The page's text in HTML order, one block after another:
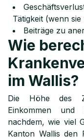
Tätigkeit (wenn
Beiträge zu
Wie
im Wallis?
Die Höhe des
Einkommen und
nachdem, wie viel
Kanton Wallis den